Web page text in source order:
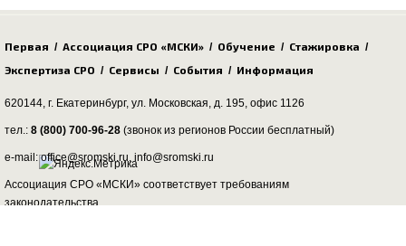
Первая / Ассоциация СРО «МСКИ» / Обучение / Стажировка /
Экспертиза СРО / Сервисы / События / Информация
620144, г. Екатеринбург, ул. Московская, д. 195, офис 1126
тел.: 8 (800) 700-96-28 (звонок из регионов России бесплатный)
e-mail: office@sromski.ru, info@sromski.ru
Ассоциация СРО «МСКИ» соответствует требованиям
законодательства